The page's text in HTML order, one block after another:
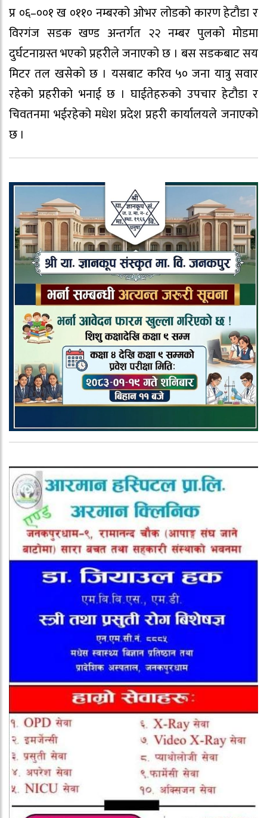
प्र ०६–००१ ख ०११० नम्बरको ओभर लोडको कारण हेटौडा र
विरगंज सडक खण्ड अन्तर्गत २२ नम्बर पुलको मोडमा
दुर्घटनाग्रस्त भएको प्रहरीले जनाएको छ । बस सडकबाट सय
मिटर तल खसेको छ । यसबाट करिव ५० जना यात्रु सवार
रहेको प्रहरीको भनाई छ । घाईतेहरुको उपचार हेटौडा र
चिवतनमा भईरहेको मधेश प्रदेश प्रहरी कार्यालयले जनाएको
छ ।